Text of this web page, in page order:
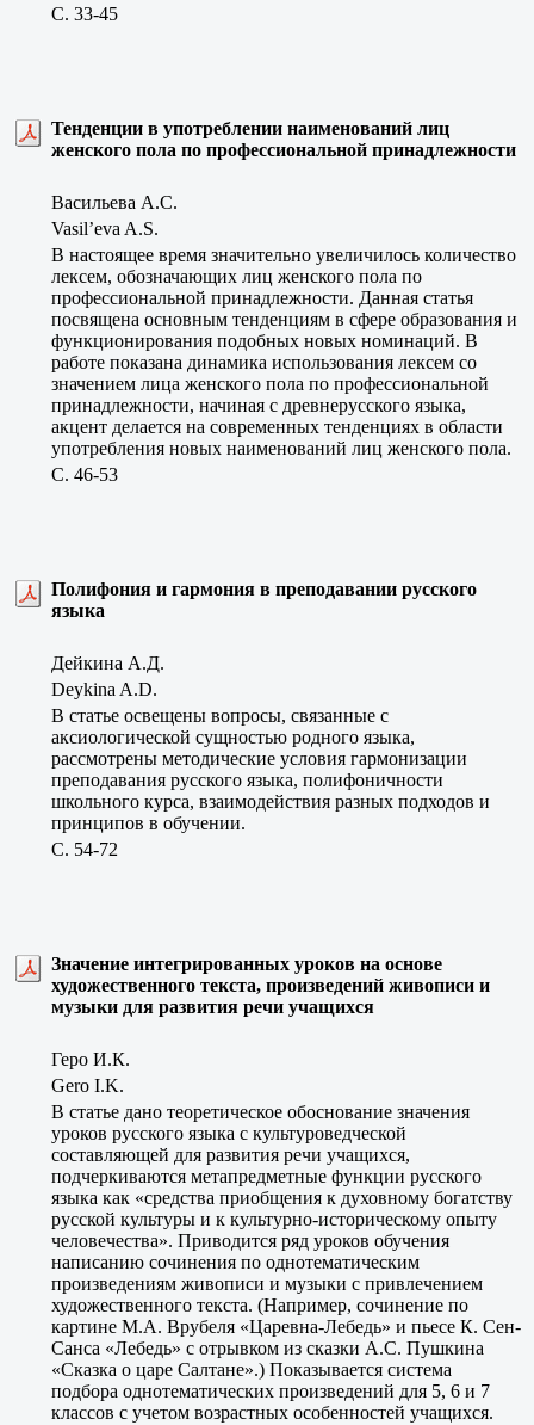
C. 33-45
Тенденции в употреблении наименований лиц
женского пола по профессиональной принадлежности
Васильева А.С.
Vasil’eva A.S.
В настоящее время значительно увеличилось количество
лексем, обозначающих лиц женского пола по
профессиональной принадлежности. Данная статья
посвящена основным тенденциям в сфере образования и
функционирования подобных новых номинаций. В
работе показана динамика использования лексем со
значением лица женского пола по профессиональной
принадлежности, начиная с древнерусского языка,
акцент делается на современных тенденциях в области
употребления новых наименований лиц женского пола.
C. 46-53
Полифония и гармония в преподавании русского
языка
Дейкина А.Д.
Deykina A.D.
В статье освещены вопросы, связанные с
аксиологической сущностью родного языка,
рассмотрены методические условия гармонизации
преподавания русского языка, полифоничности
школьного курса, взаимодействия разных подходов и
принципов в обучении.
C. 54-72
Значение интегрированных уроков на основе
художественного текста, произведений живописи и
музыки для развития речи учащихся
Геро И.К.
Gero I.K.
В статье дано теоретическое обоснование значения
уроков русского языка с культуроведческой
составляющей для развития речи учащихся,
подчеркиваются метапредметные функции русского
языка как «средства приобщения к духовному богатству
русской культуры и к культурно-историческому опыту
человечества». Приводится ряд уроков обучения
написанию сочинения по однотематическим
произведениям живописи и музыки с привлечением
художественного текста. (Например, сочинение по
картине М.А. Врубеля «Царевна-Лебедь» и пьесе К. Сен-
Санса «Лебедь» с отрывком из сказки А.С. Пушкина
«Сказка о царе Салтане».) Показывается система
подбора однотематических произведений для 5, 6 и 7
классов с учетом возрастных особенностей учащихся.